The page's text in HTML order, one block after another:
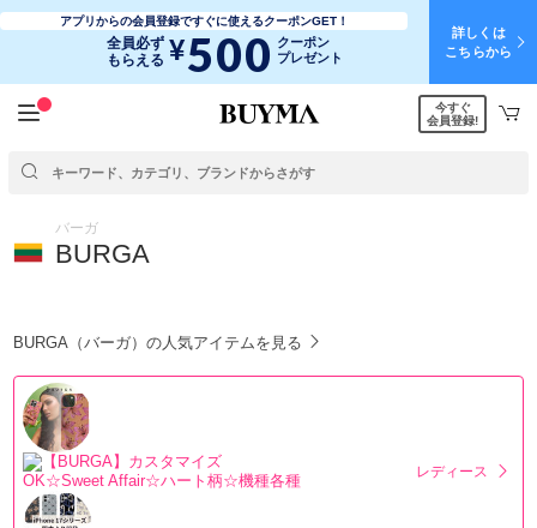
アプリからの会員登録ですぐに使えるクーポンGET！
全員必ず
もらえる ¥500 クーポン
プレゼント
詳しくは
こちらから
今すぐ
会員登録!
バーガ
BURGA
BURGA（バーガ）の人気アイテムを見る
レディース